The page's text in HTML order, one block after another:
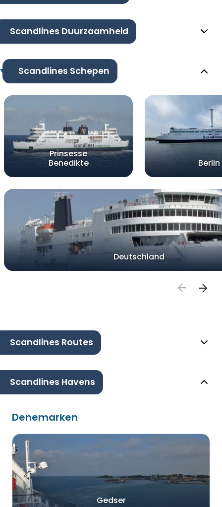
Scandlines Duurzaamheid
Scandlines Schepen
Prinsesse
Benedikte
Berlin
Deutschland
Scandlines Routes
Scandlines Havens
Denemarken
Gedser